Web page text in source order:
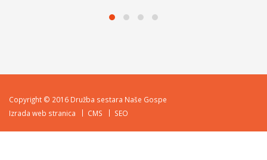
Copyright © 2016 Družba sestara Naše Gospe
Izrada web stranica
CMS SEO